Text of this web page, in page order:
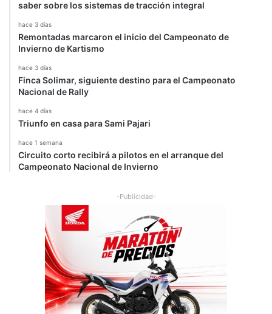
saber sobre los sistemas de tracción integral
hace 3 días
Remontadas marcaron el inicio del Campeonato de
Invierno de Kartismo
hace 3 días
Finca Solimar, siguiente destino para el Campeonato
Nacional de Rally
hace 4 días
Triunfo en casa para Sami Pajari
hace 1 semana
Circuito corto recibirá a pilotos en el arranque del
Campeonato Nacional de Invierno
-Publicidad-